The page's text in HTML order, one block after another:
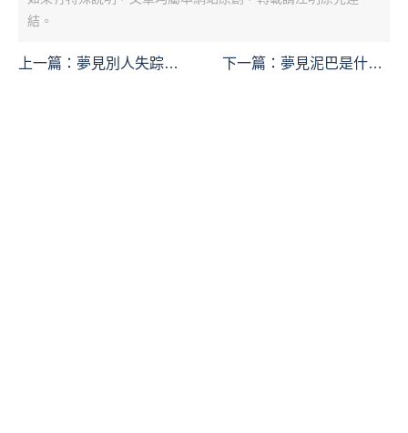
結。
上一篇： 夢見別人失踪是
下一篇： 夢見泥巴是什麼